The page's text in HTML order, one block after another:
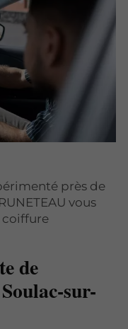
près de
vous
coiffure
de
sur-